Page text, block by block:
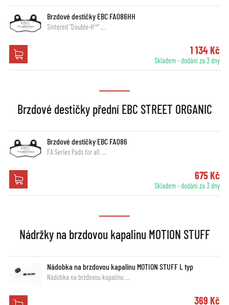
Brzdové destičky EBC FA086HH
Sintered "Double-H™" …
1 134 Kč
Skladem - dodání za 3 dny
Brzdové destičky přední EBC STREET ORGANIC
Brzdové destičky EBC FA086
FA Series Pads for all …
675 Kč
Skladem - dodání za 3 dny
Nádržky na brzdovou kapalinu MOTION STUFF
Nádobka na brzdovou kapalinu MOTION STUFF L typ
Nádobka na brzdovou kapalinu …
369 Kč